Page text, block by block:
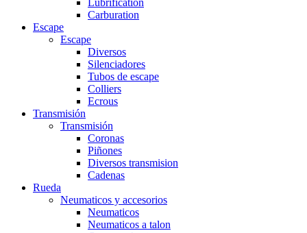
Lubrification
Carburation
Escape
Escape
Diversos
Silenciadores
Tubos de escape
Colliers
Ecrous
Transmisión
Transmisión
Coronas
Piñones
Diversos transmision
Cadenas
Rueda
Neumaticos y accesorios
Neumaticos
Neumaticos a talon